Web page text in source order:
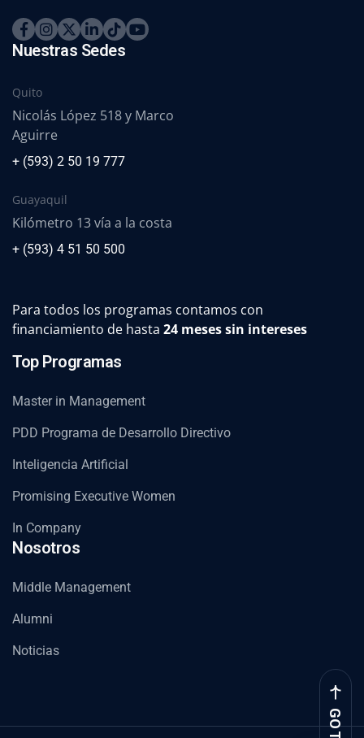
Nuestras Sedes
Quito
Nicolás López 518 y Marco
Aguirre
+ (593) 2 50 19 777
Guayaquil
Kilómetro 13 vía a la costa
+ (593) 4 51 50 500
Para todos los programas contamos con
financiamiento de hasta 24 meses sin intereses
Top Programas
Master in Management
PDD Programa de Desarrollo Directivo
Inteligencia Artificial
Promising Executive Women
In Company
Nosotros
Middle Management
Alumni
Noticias